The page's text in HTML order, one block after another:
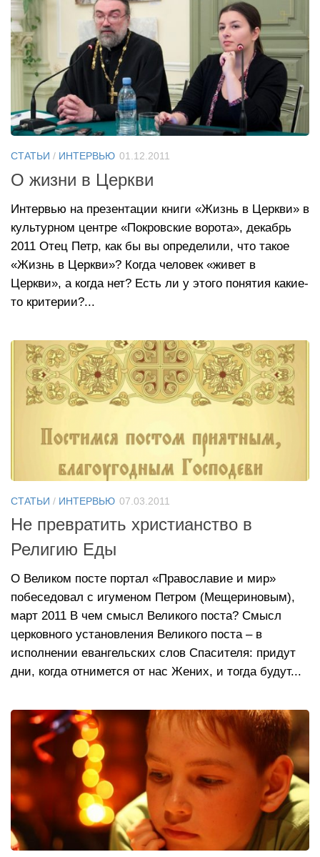
СТАТЬИ / ИНТЕРВЬЮ 01.12.2011
О жизни в Церкви
Интервью на презентации книги «Жизнь в Церкви» в
культурном центре «Покровские ворота», декабрь
2011 Отец Петр, как бы вы определили, что такое
«Жизнь в Церкви»? Когда человек «живет в
Церкви», а когда нет? Есть ли у этого понятия какие-
то критерии?...
СТАТЬИ / ИНТЕРВЬЮ 07.03.2011
Не превратить христианство в
Религию Еды
О Великом посте портал «Православие и мир»
побеседовал с игуменом Петром (Мещериновым),
март 2011 В чем смысл Великого поста? Смысл
церковного установления Великого поста – в
исполнении евангельских слов Спасителя: придут
дни, когда отнимется от нас Жених, и тогда будут...